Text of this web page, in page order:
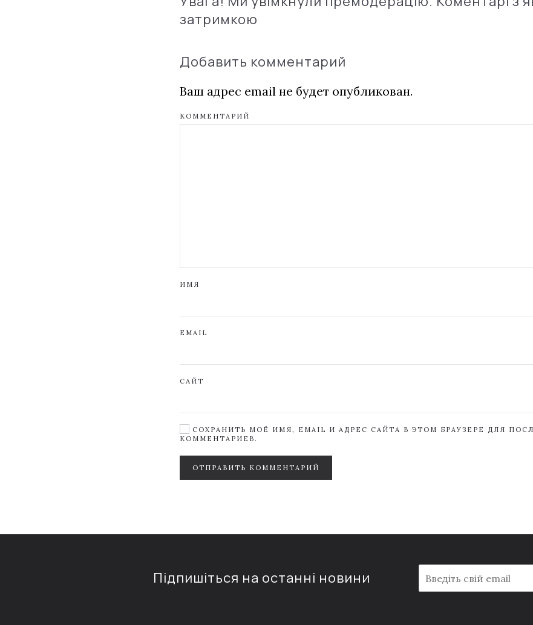
затримкою
Добавить комментарий
Ваш адрес email не будет опубликован.
КОММЕНТАРИЙ
ИМЯ
EMAIL
САЙТ
СОХРАНИТЬ МОЁ ИМЯ, EMAIL И АДРЕС САЙТА В ЭТОМ БРАУЗЕРЕ ДЛЯ
КОММЕНТАРИЕВ.
ОТПРАВИТЬ КОММЕНТАРИЙ
Підпишіться на останні новини
m
a